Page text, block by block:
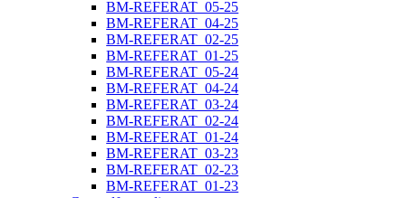
BM-REFERAT_05-25
BM-REFERAT_04-25
BM-REFERAT_02-25
BM-REFERAT_01-25
BM-REFERAT_05-24
BM-REFERAT_04-24
BM-REFERAT_03-24
BM-REFERAT_02-24
BM-REFERAT_01-24
BM-REFERAT_03-23
BM-REFERAT_02-23
BM-REFERAT_01-23